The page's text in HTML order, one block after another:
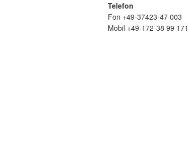
Telefon
Fon +49-37423-47 003
Mobil +49-172-38 99 171